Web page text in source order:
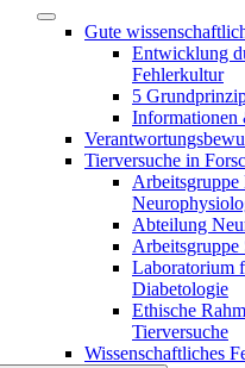
Gute
Entwicklung
Fehlerkultur
5
Informationen
Tierversuche in
Abteilung
Laboratorium
Diabetologie
Ethische
Tierversuche
Wissenschaftliches